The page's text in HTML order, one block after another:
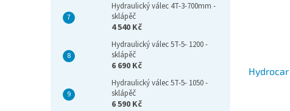
Hydraulický válec 4T-3-700mm -
sklápěč
4 540 Kč
Hydraulický válec 5T-5- 1200 -
sklápěč
6 690 Kč
Hydraulický válec 5T-5- 1050 -
sklápěč
6 590 Kč